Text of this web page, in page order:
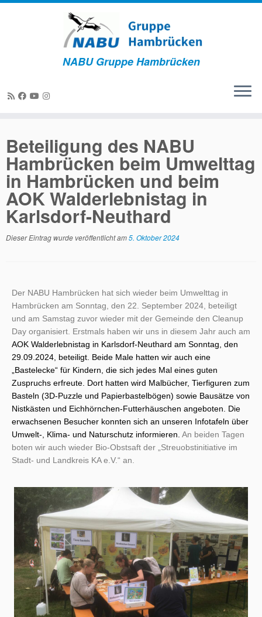
NABU Gruppe Hambrücken
Beteiligung des NABU
Hambrücken beim Umwelttag
in Hambrücken und beim
AOK Walderlebnistag in
Karlsdorf-Neuthard
Dieser Eintrag wurde veröffentlicht am5. Oktober 2024
Der NABU Hambrücken hat sich wieder beim Umwelttag in
Hambrücken am Sonntag, den 22. September 2024, beteiligt
und am Samstag zuvor wieder mit der Gemeinde den Cleanup
Day organisiert. Erstmals haben wir uns in diesem Jahr auch am
AOK Walderlebnistag in Karlsdorf-Neuthard am Sonntag, den
29.09.2024, beteiligt. Beide Male hatten wir auch eine
„Bastelecke“ für Kindern, die sich jedes Mal eines guten
Zuspruchs erfreute. Dort hatten wird Malbücher, Tierfiguren zum
Basteln (3D-Puzzle und Papierbastelbögen) sowie Bausätze von
Nistkästen und Eichhörnchen-Futterhäuschen angeboten. Die
erwachsenen Besucher konnten sich an unseren Infotafeln über
Umwelt-, Klima- und Naturschutz informieren. An beiden Tagen
boten wir auch wieder Bio-Obstsaft der „Streuobstinitiative im
Stadt- und Landkreis KA e.V.“ an.